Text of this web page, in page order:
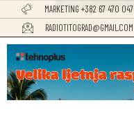
MARKETING +382 67 470 047
RADIOTITOGRAD@GMAIL.COM